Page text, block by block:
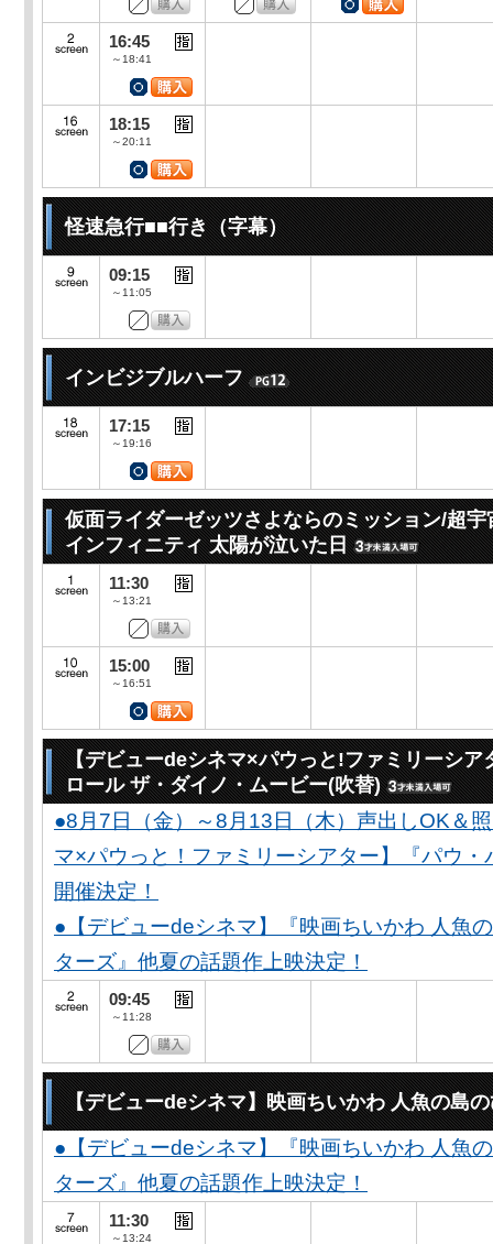
16:45
～18:41
18:15
～20:11
怪速急行■■行き（字幕）
09:15
～11:05
インビジブルハーフ
17:15
～19:16
仮面ライダーゼッツさよならのミッション/超
インフィニティ 太陽が泣いた日
11:30
～13:21
15:00
～16:51
【デビューdeシネマ×パウっと!ファミリーシア
ロール ザ・ダイノ・ムービー(吹替)
●8月7日（金）～8月13日（木）声出しOK＆
マ×パウっと！ファミリーシアター】『パウ
開催決定！
●【デビューdeシネマ】『映画ちいかわ 人魚
ターズ』他夏の話題作上映決定！
09:45
～11:28
【デビューdeシネマ】映画ちいかわ 人魚の島
●【デビューdeシネマ】『映画ちいかわ 人魚
ターズ』他夏の話題作上映決定！
11:30
～13:24